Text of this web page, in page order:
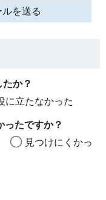
を送る
か？
に立たなかった
ったですか？
見つけにくかっ